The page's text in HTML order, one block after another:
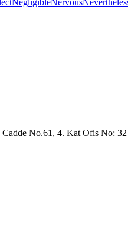
Cadde No.61, 4. Kat Ofis No: